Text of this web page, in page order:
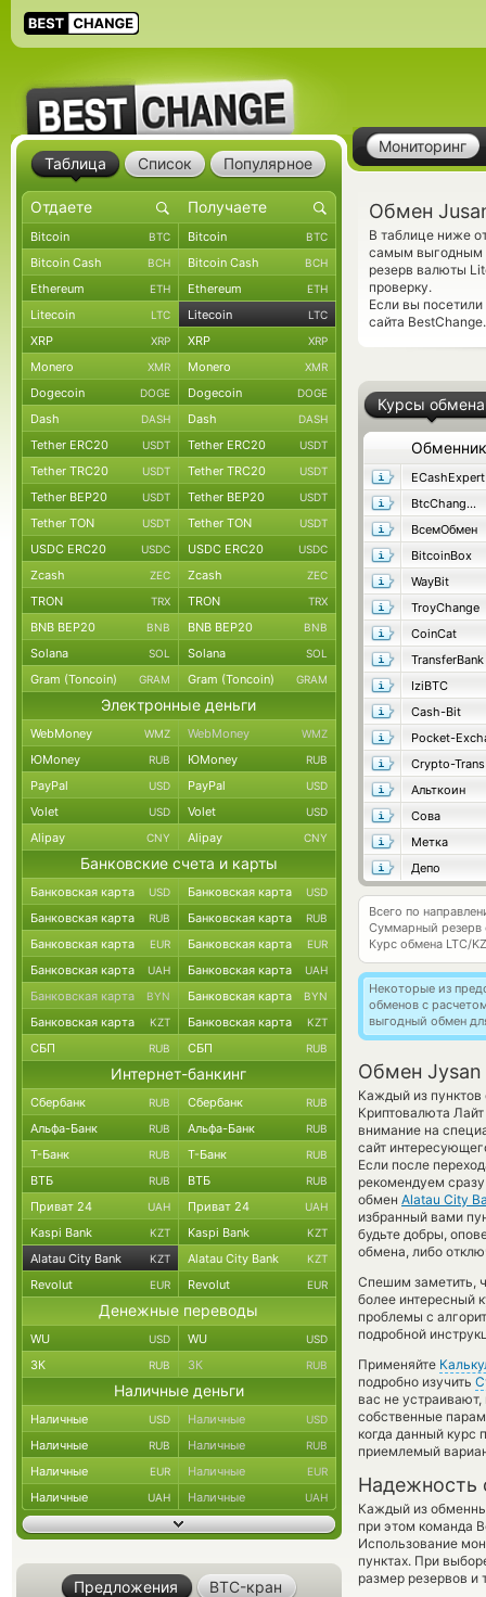
Мониторинг
Обмен
В таблице ниже
самым выгодным
резерв валюты
проверку.
Если вы
сайта
Курсы обмена
Обменник
ECashExpert
BtcChange24
ВсемОбмен
BitcoinBox
WayBit
TroyChange
CoinCat
TransferBank
IziBTC
Cash-Bit
Pocket-
Crypto-Trans
Альткоин
Сова
Метка
Депо
Всего по
Суммарный резерв
Курс обмена LTC/
Некоторые из
обменов с
выгодный обмен
Обмен Jysan
Каждый из пунктов
Криптовалюта
внимание на
сайт
Если после
рекомендуем
обмен Alatau City
избранный вами
будьте добры,
обмена, либо
Спешим заметить,
более интересный
проблемы с
подробной
Применяйте
подробно изучить
вас не
собственные
когда данный курс
приемлемый
Надежность
Каждый из
при этом команда
Использование
пунктах. При
размер резервов и
Таблица Список Популярное
Bitcoin BTC Bitcoin BTC
Bitcoin Cash BCH Bitcoin Cash BCH
Ethereum ETH Ethereum ETH
Litecoin LTC Litecoin LTC
XRP XRP XRP XRP
Monero XMR Monero XMR
Dogecoin DOGE Dogecoin DOGE
Dash DASH Dash DASH
Tether ERC20 USDT Tether ERC20 USDT
Tether TRC20 USDT Tether TRC20 USDT
Tether BEP20 USDT Tether BEP20 USDT
Tether TON USDT Tether TON USDT
USDC ERC20 USDC USDC ERC20 USDC
Zcash ZEC Zcash ZEC
TRON TRX TRON TRX
BNB BEP20 BNB BNB BEP20 BNB
Solana SOL Solana SOL
Gram (Toncoin) GRAM Gram (Toncoin) GRAM
Электронные деньги
WebMoney WMZ WebMoney WMZ
ЮMoney RUB ЮMoney RUB
PayPal USD PayPal USD
Volet USD Volet USD
Alipay CNY Alipay CNY
Банковские счета и карты
Банковская карта USD Банковская карта USD
Банковская карта RUB Банковская карта RUB
Банковская карта EUR Банковская карта EUR
Банковская карта UAH Банковская карта UAH
Банковская карта BYN Банковская карта BYN
Банковская карта KZT Банковская карта KZT
СБП RUB СБП RUB
Интернет-банкинг
Сбербанк RUB Сбербанк RUB
Альфа-Банк RUB Альфа-Банк RUB
Т-Банк RUB Т-Банк RUB
ВТБ RUB ВТБ RUB
Приват 24 UAH Приват 24 UAH
Kaspi Bank KZT Kaspi Bank KZT
Alatau City Bank KZT Alatau City Bank KZT
Revolut EUR Revolut EUR
Денежные переводы
WU USD WU USD
ЗК RUB ЗК RUB
Наличные деньги
Наличные USD Наличные USD
Наличные RUB Наличные RUB
Наличные EUR Наличные EUR
Наличные UAH Наличные UAH
Предложения BTC-кран